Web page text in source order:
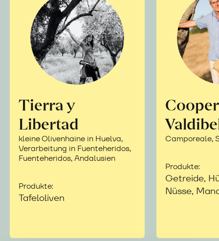
Tierra y
Libertad
kleine Olivenhaine in Huelva,
Verarbeitung in Fuenteheridos,
Fuenteheridos, Andalusien
Produkte:
Tafeloliven
Camporeale,
Produkte:
Getreide,
Nüsse,